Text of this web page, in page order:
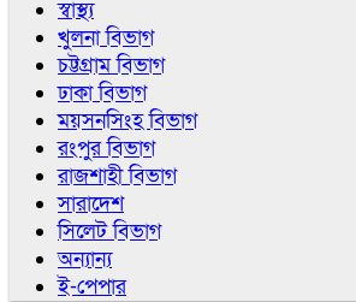
স্বাস্থ্য
খুলনা বিভাগ
চট্টগ্রাম বিভাগ
ঢাকা বিভাগ
ময়সনসিংহ বিভাগ
রংপুর বিভাগ
রাজশাহী বিভাগ
সারাদেশ
সিলেট বিভাগ
অন্যান্য
ই-পেপার